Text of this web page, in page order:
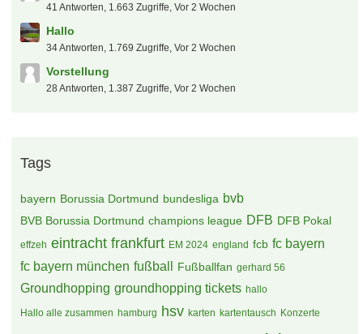
Heiße Themen
Hallo zusammen
Hallooo Marvin hier
Erstmal ein Gut Kick in die Runde! :)
40 Antworten, 1.895 Zugriffe, Vor 2 Wochen
Kartentausch
15 Antworten, 1.263 Zugriffe, Vor einer Woche
Servus an Alle